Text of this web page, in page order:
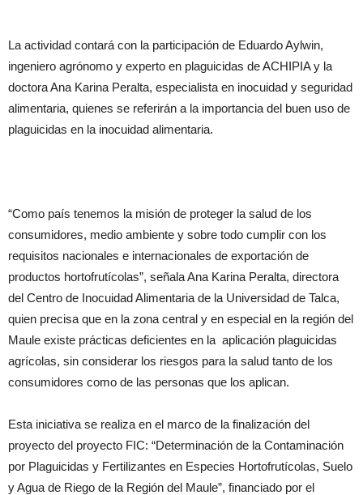
La actividad contará con la participación de Eduardo Aylwin,
ingeniero agrónomo y experto en plaguicidas de ACHIPIA y la
doctora Ana Karina Peralta, especialista en inocuidad y seguridad
alimentaria, quienes se referirán a la importancia del buen uso de
plaguicidas en la inocuidad alimentaria.
“Como país tenemos la misión de proteger la salud de los
consumidores, medio ambiente y sobre todo cumplir con los
requisitos nacionales e internacionales de exportación de
productos hortofrutícolas”, señala Ana Karina Peralta, directora
del Centro de Inocuidad Alimentaria de la Universidad de Talca,
quien precisa que en la zona central y en especial en la región del
Maule existe prácticas deficientes en la aplicación plaguicidas
agrícolas, sin considerar los riesgos para la salud tanto de los
consumidores como de las personas que los aplican.
Esta iniciativa se realiza en el marco de la finalización del
proyecto del proyecto FIC: “Determinación de la Contaminación
por Plaguicidas y Fertilizantes en Especies Hortofrutícolas, Suelo
y Agua de Riego de la Región del Maule”, financiado por el